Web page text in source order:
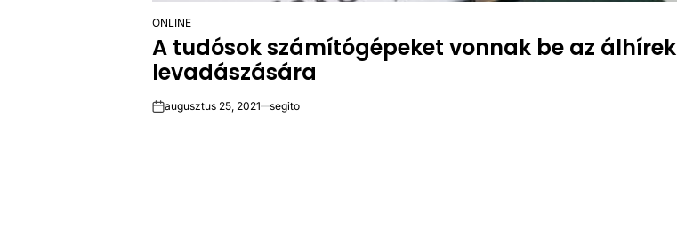
POSTED
IN
ONLINE
A tudósok számítógépeket vonnak be az álhírek
levadászására
onaugusztus 25, 2021 segito